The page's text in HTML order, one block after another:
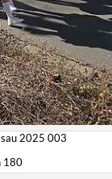
2025 003
180